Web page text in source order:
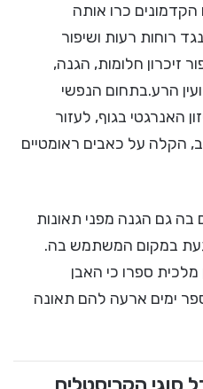
כרו אותה
רוחות רעות ושיפור
זיכרון חלומות, הגנה,
הרע.בתחום הנפשי
האנרגטי בגוף, לעזור
הקלה על כאבים ראומטיים
בה גם הגנה מפני תאונות
במקום המשתמש בה.
ספרו כי האבן
ימים ארעה להם תאונה